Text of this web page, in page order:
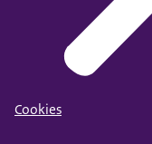
Cookies